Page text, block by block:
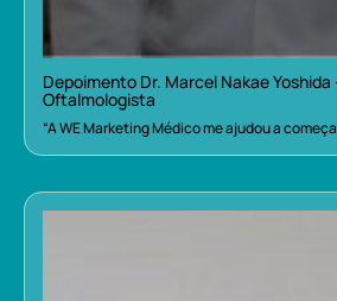
Depoimento Dr. Marcel Nakae Yoshida
Oftalmologista
“A WE Marketing Médico me ajudou a